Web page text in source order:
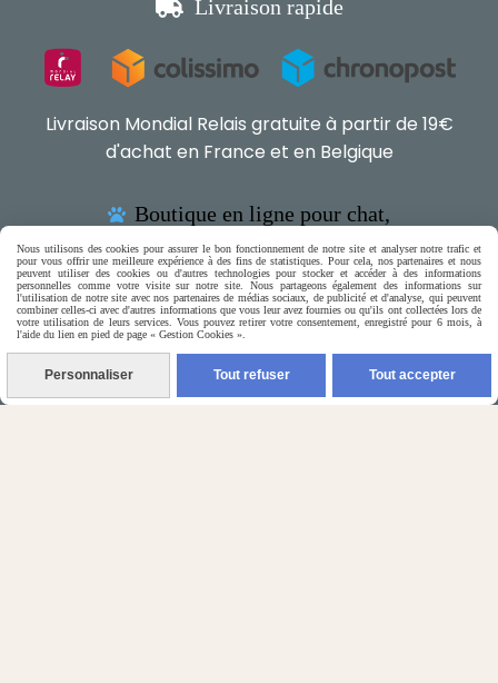
 Livraison rapide
Livraison Mondial Relais gratuite à partir de 19€
d'achat en France et en Belgique
 Boutique en ligne pour chat,
petits chiens & rongeurs 
(5) Nos Avis Clients :
CE QU'EN PENSENT NOS CLIENTS
Nous utilisons des cookies pour assurer le bon fonctionnement de notre site et analyser notre trafic et
pour vous offrir une meilleure expérience à des fins de statistiques. Pour cela, nos partenaires et nous
peuvent utiliser des cookies ou d'autres technologies pour stocker et accéder à des informations
personnelles comme votre visite sur notre site. Nous partageons également des informations sur
l'utilisation de notre site avec nos partenaires de médias sociaux, de publicité et d'analyse, qui peuvent
combiner celles-ci avec d'autres informations que vous leur avez fournies ou qu'ils ont collectées lors de
votre utilisation de leurs services. Vous pouvez retirer votre consentement, enregistré pour 6 mois, à
l'aide du lien en pied de page « Gestion Cookies ».
Personnaliser Tout refuser Tout accepter